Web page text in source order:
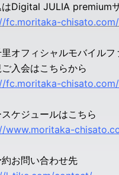
はDigital JULIA premium
fc.moritaka-
オフィシャルモバイル
入会はこちらから
fc.moritaka-
ケジュールはこちら
www.moritaka-
お問い合わせ先